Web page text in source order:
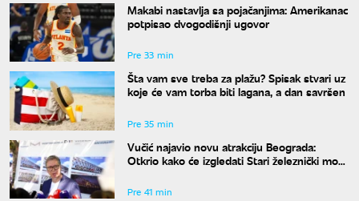
Makabi nastavlja sa pojačanjima: Amerikanac
potpisao dvogodišnji ugovor
Pre 33 min
Šta vam sve treba za plažu? Spisak stvari uz
koje će vam torba biti lagana, a dan savršen
Pre 35 min
Vučić najavio novu atrakciju Beograda:
Otkrio kako će izgledati Stari železnički most
Pre 41 min